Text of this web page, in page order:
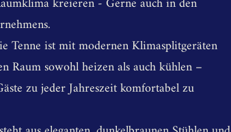
Tenne ist mit modernen Klimasplitgeräten
Raum sowohl heizen als auch kühlen –
zu jeder Jahreszeit komfortabel zu